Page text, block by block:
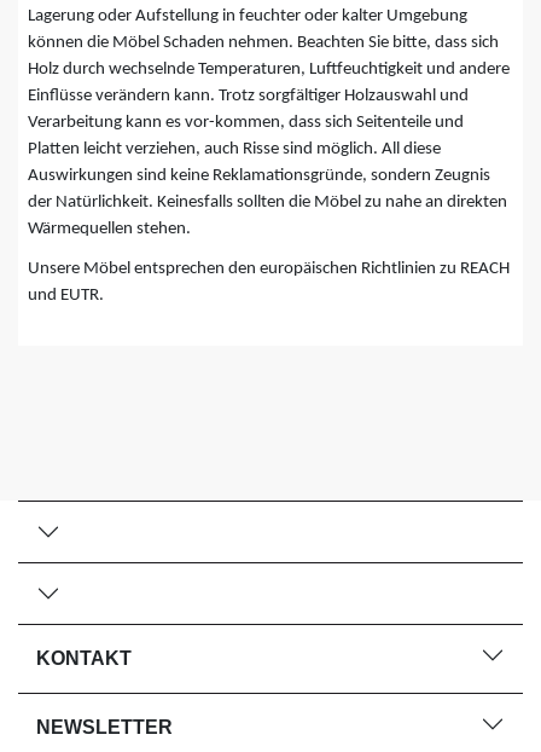
Lagerung oder Aufstellung in feuchter oder kalter Umgebung
können die Möbel Schaden nehmen. Beachten Sie bitte, dass sich
Holz durch wechselnde Temperaturen, Luftfeuchtigkeit und andere
Einflüsse verändern kann. Trotz sorgfältiger Holzauswahl und
Verarbeitung kann es vor-kommen, dass sich Seitenteile und
Platten leicht verziehen, auch Risse sind möglich. All diese
Auswirkungen sind keine Reklamationsgründe, sondern Zeugnis
der Natürlichkeit. Keinesfalls sollten die Möbel zu nahe an direkten
Wärmequellen stehen.
Unsere Möbel entsprechen den europäischen Richtlinien zu REACH
und EUTR.
KONTAKT
NEWSLETTER